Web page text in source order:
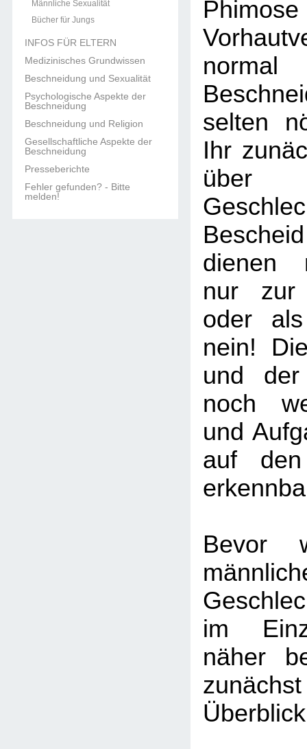
Männliche Sexualität
Bücher für Jungs
INFOS FÜR ELTERN
Medizinisches Grundwissen
Beschneidung und Sexualität
Psychologische Aspekte der
Beschneidung
Beschneidung und Religion
Gesellschaftliche Aspekte der
Beschneidung
Presseberichte
Fehler gefunden? - Bitte
melden!
selten
Ihr
dienen
nur zur
oder
nein!
und
noch
und
auf
Bevor
im
näher